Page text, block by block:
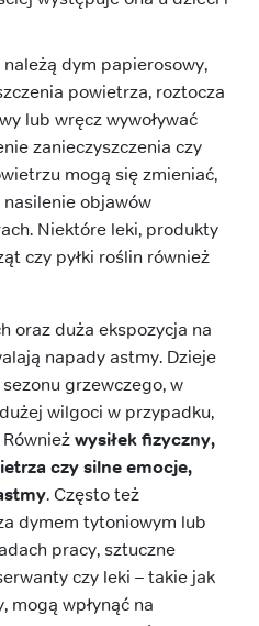
dym papierosowy,
powietrza, roztocza
lub wręcz wywoływać
zanieczyszczenia czy
mogą się zmieniać,
objawów
Niektóre leki, produkty
czy pyłki roślin również
oraz duża ekspozycja na
napady astmy. Dzieje
grzewczego, w
wilgoci w przypadku,
wysiłek fizyczny,
czy silne emocje,
. Często też
dymem tytoniowym lub
pracy, sztuczne
czy leki – takie jak
mogą wpłynąć na